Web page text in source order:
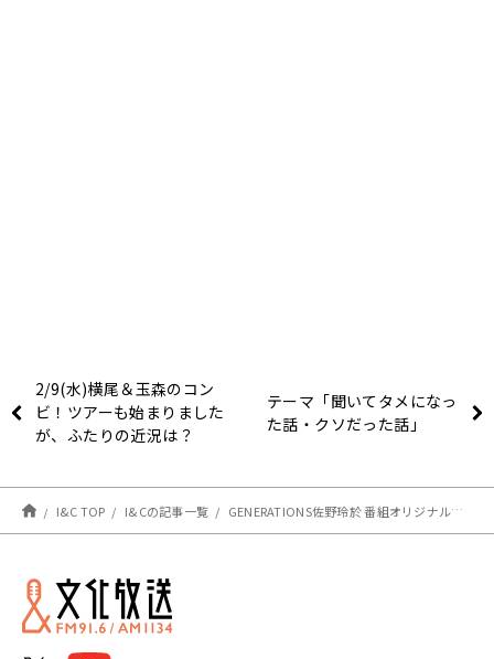
2/9(水)横尾＆玉森のコン
ビ！ツアーも始まりました
が、ふたりの近況は？
テーマ「聞いてタメになっ
た話・クソだった話」
I&C TOP I&Cの記事一覧 GENERATIONS佐野玲於 番組オリジナルグッズを“ガチ”で考案